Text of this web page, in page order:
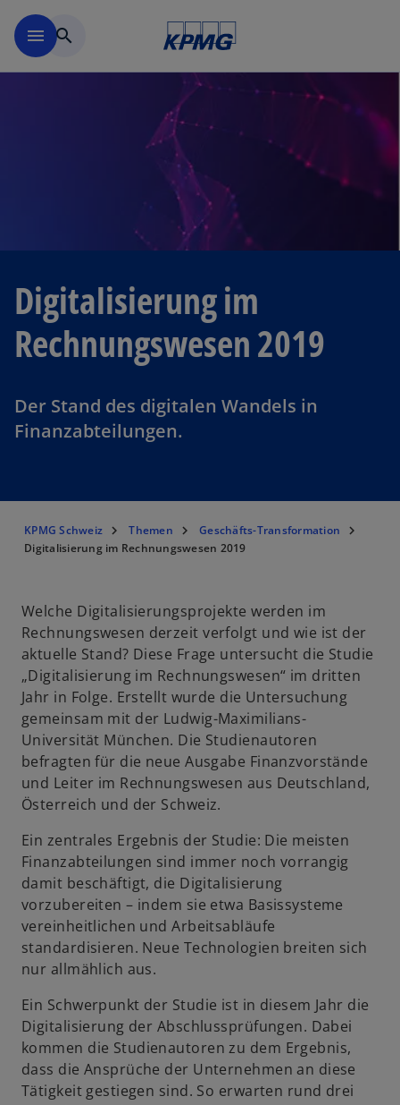
menu search
Digitalisierung im
Rechnungswesen 2019
Der Stand des digitalen Wandels in
Finanzabteilungen.
KPMG Schweiz Themen
Geschäfts-Transformation
Digitalisierung im Rechnungswesen 2019
Welche Digitalisierungsprojekte werden im
Rechnungswesen derzeit verfolgt und wie ist der
aktuelle Stand? Diese Frage untersucht die Studie
„Digitalisierung im Rechnungswesen“ im dritten
Jahr in Folge. Erstellt wurde die Untersuchung
gemeinsam mit der Ludwig-Maximilians-
Universität München. Die Studienautoren
befragten für die neue Ausgabe Finanzvorstände
und Leiter im Rechnungswesen aus Deutschland,
Österreich und der Schweiz.
Ein zentrales Ergebnis der Studie: Die meisten
Finanzabteilungen sind immer noch vorrangig
damit beschäftigt, die Digitalisierung
vorzubereiten – indem sie etwa Basissysteme
vereinheitlichen und Arbeitsabläufe
standardisieren. Neue Technologien breiten sich
nur allmählich aus.
Ein Schwerpunkt der Studie ist in diesem Jahr die
Digitalisierung der Abschlussprüfungen. Dabei
kommen die Studienautoren zu dem Ergebnis,
dass die Ansprüche der Unternehmen an diese
Tätigkeit gestiegen sind. So erwarten rund drei